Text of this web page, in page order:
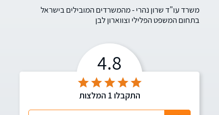
משרד עו"ד שרון נהרי - מהמשרדים המובילים בישראל
בתחום המשפט הפלילי וצווארון לבן
4.8
התקבלו1 המלצות